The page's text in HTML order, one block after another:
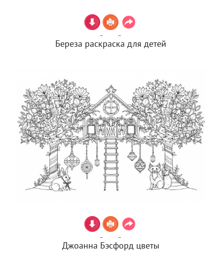
Береза раскраска для детей
Джоанна Бэсфорд цветы